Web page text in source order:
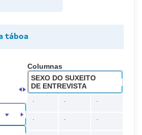
táboa
Columnas
SEXO DO SUXEITO
DE ENTREVISTA